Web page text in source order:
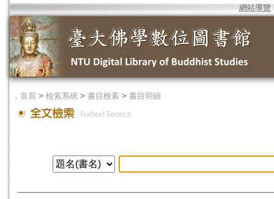
網站導覽
． 首頁 > 檢索系統 > 書目檢索 > 書目明細